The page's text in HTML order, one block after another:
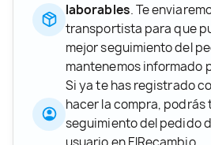
laborables. Te
transportista para que
mejor seguimiento del
mantenemos informado
Si ya te has registrado
hacer la compra, podrás
seguimiento del pedido